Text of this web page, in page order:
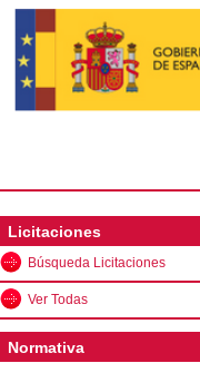
Licitaciones
Búsqueda Licitaciones
Ver Todas
Normativa